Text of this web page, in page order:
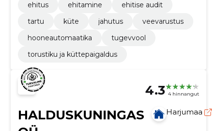
ehitus
ehitamine
ehitise audit
tartu
küte jahutus
veevarustus
hooneautomaatika
tugevvool
torustiku ja küttepaigaldus
4.3 4 hinnangut
HALDUSKUNINGAS
Harjumaa